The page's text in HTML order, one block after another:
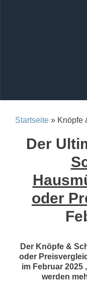
Startseite » Knöpfe
Der
oder
Der Knöpfe &
oder
im Februar 2025
werden